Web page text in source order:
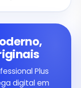
Plus
digital em